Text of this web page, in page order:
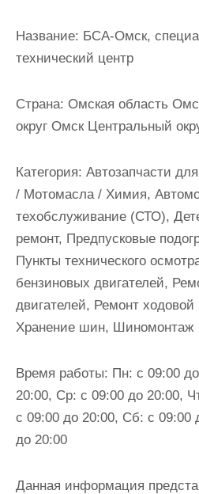
Название: БСА-Омск,
технический центр
Страна: Омская область
округ Омск Центральный
Категория: Автозапчасти
/ Мотомасла / Химия,
техобслуживание (СТО),
ремонт, Предпусковые
Пункты технического
бензиновых двигателей,
двигателей, Ремонт
Хранение шин, Шиномонтаж
Время работы: Пн: с 09:00
20:00, Ср: с 09:00 до 20:00,
с 09:00 до 20:00, Сб: с 09:00
до 20:00
Данная информация